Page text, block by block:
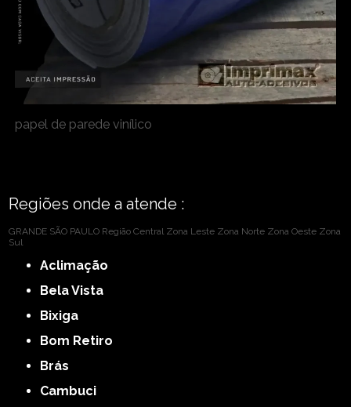
papel de parede vinílico
Regiões onde a atende :
GRANDE SÃO PAULO Região Central Zona Leste Zona Norte Zona Oeste Zona
Sul
Aclimação
Bela Vista
Bixiga
Bom Retiro
Brás
Cambuci